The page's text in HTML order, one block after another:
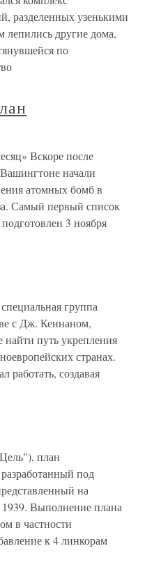
разделенных узенькими
лепились другие дома,
по
Вскоре после
начали
атомных бомб в
Самый первый список
3 ноября
группа
с Дж. Кеннаном,
найти путь укрепления
странах.
работать, создавая
план
под
на
Выполнение плана
в частности
к 4 линкорам